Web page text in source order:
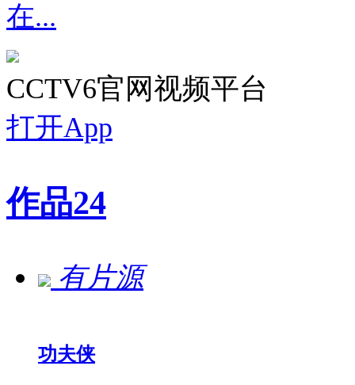
在...
CCTV6官网视频平台
打开App
作品24
有片源
功夫侠